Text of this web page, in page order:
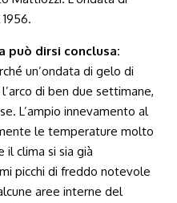
può dirsi conclusa:
un’ondata di gelo di
di ben due settimane,
L’ampio innevamento al
le temperature molto
il clima si sia già
picchi di freddo notevole
aree interne del